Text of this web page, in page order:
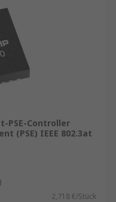
PSE-Controller
(PSE) IEEE 802.3at
2,718 €/Stück